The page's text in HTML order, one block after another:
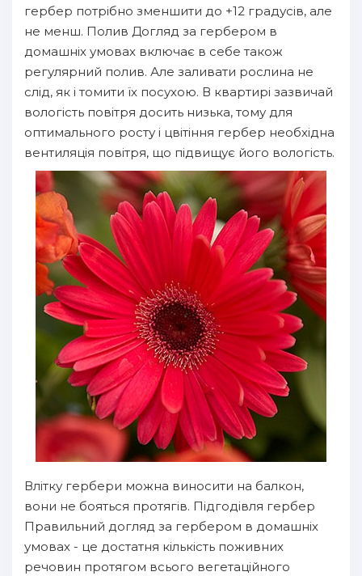
гербер потрібно зменшити до +12 градусів, але
не менш. Полив Догляд за гербером в
домашніх умовах включає в себе також
регулярний полив. Але заливати рослина не
слід, як і томити їх посухою. В квартирі зазвичай
вологість повітря досить низька, тому для
оптимального росту і цвітіння гербер необхідна
вентиляція повітря, що підвищує його вологість.
Влітку гербери можна виносити на балкон,
вони не бояться протягів. Підгодівля гербер
Правильний догляд за гербером в домашніх
умовах - це достатня кількість поживних
речовин протягом всього вегетаційного